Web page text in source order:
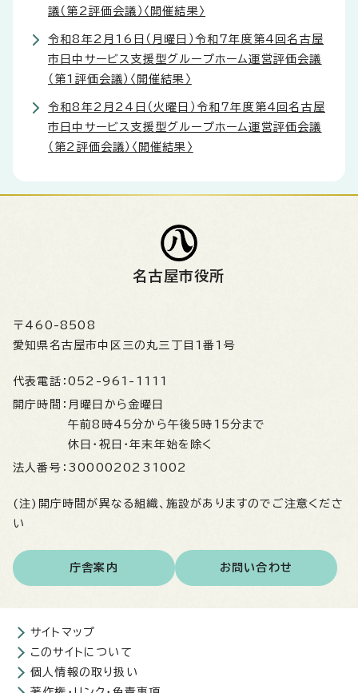
議（第2評価会議）〈開催結果〉
令和8年2月16日（月曜日）令和7年度第4回名古屋
市日中サービス支援型グループホーム運営評価会議
（第1評価会議）〈開催結果〉
令和8年2月24日（火曜日）令和7年度第4回名古屋
市日中サービス支援型グループホーム運営評価会議
（第2評価会議）〈開催結果〉
名古屋市役所
〒460-8508
愛知県名古屋市中区三の丸三丁目1番1号
代表電話： 052-961-1111
開庁時間： 月曜日から金曜日
午前8時45分から午後5時15分まで
休日・祝日・年末年始を除く
法人番号： 3000020231002
(注)開庁時間が異なる組織、施設がありますのでご注意くださ
い
庁舎案内 お問い合わせ
サイトマップ
このサイトについて
個人情報の取り扱い